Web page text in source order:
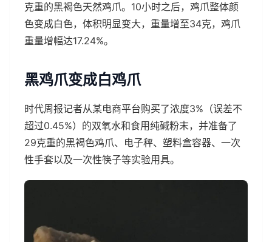
克重的黑褐色天然鸡爪。10小时之后，鸡爪整体颜
色变成白色，体积明显变大，重量增至34克，鸡爪
重量增幅达17.24%。
黑鸡爪变成白鸡爪
时代周报记者从某电商平台购买了浓度3%（误差不
超过0.45%）的双氧水和食用纯碱粉末，并准备了
29克重的黑褐色鸡爪、电子秤、塑料盒容器、一次
性手套以及一次性筷子等实验用具。